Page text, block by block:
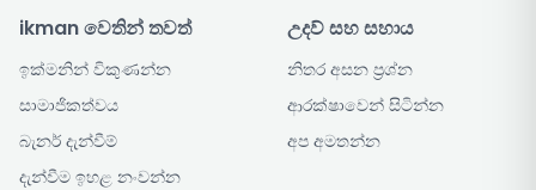
ikman වෙතින් තවත්
ඉක්මනින් විකුණන්න
සාමාජිකත්වය
බැනර් දැන්වීම්
දැන්වීම ඉහළ නංවන්න
උදව් සහ සහාය
නිතර අසන ප්‍රශ්න
ආරක්ෂාවෙන් සිටින්න
අප අමතන්න